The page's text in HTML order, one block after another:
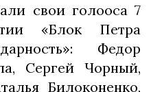
свои голооса 7
«Блок Петра
Федор
Сергей Чорный,
Билоконенко,